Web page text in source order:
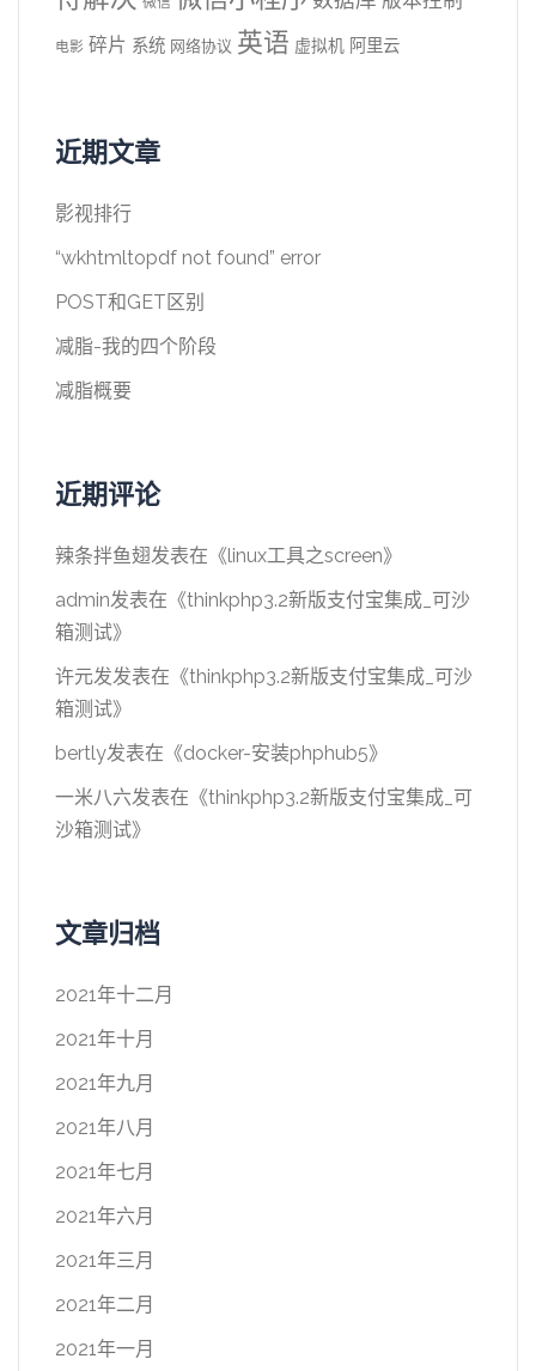
电影 碎片 系统 网络协议 英语 虚拟机 阿里云
近期文章
影视排行
“wkhtmltopdf not found” error
POST和GET区别
减脂-我的四个阶段
减脂概要
近期评论
辣条拌鱼翅发表在《linux工具之screen》
admin发表在《thinkphp3.2新版支付宝集成_可沙
箱测试》
许元发发表在《thinkphp3.2新版支付宝集成_可沙
箱测试》
bertly发表在《docker-安装phphub5》
一米八六发表在《thinkphp3.2新版支付宝集成_可
沙箱测试》
文章归档
2021年十二月
2021年十月
2021年九月
2021年八月
2021年七月
2021年六月
2021年三月
2021年二月
2021年一月